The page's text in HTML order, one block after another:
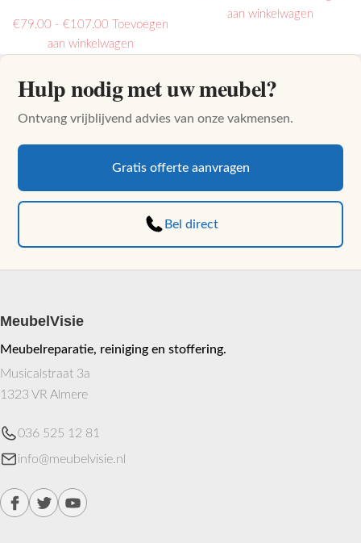
worden
de
productpagina
worden
€79.00 - €107.00Prijsklasse:
€79.00
€107.00
Toevoegen
aan winkelwagenDit
heeft
variaties.
optie
gekozen
worden
€39.95
€79.95
aan winkelwagen
heeft
worden
Hulp nodig met uw meubel?
Ontvang vrijblijvend advies van onze vakmensen.
Gratis offerte aanvragen
Bel direct
MeubelVisie
Meubelreparatie, reiniging en stoffering.
Musicalstraat 3a
1323 VR Almere
036 525 12 81
info@meubelvisie.nl